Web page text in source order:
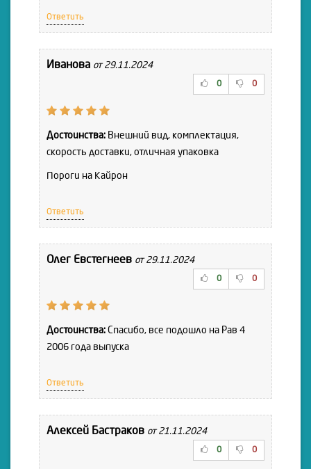
Ответить
Иванова от 29.11.2024
0 0
Достоинства: Внешний вид, комплектация,
скорость доставки, отличная упаковка
Пороги на Кайрон
Ответить
Олег Евстегнеев от 29.11.2024
0 0
Достоинства: Спасибо, все подошло на Рав 4
2006 года выпуска
Ответить
Алексей Бастраков от 21.11.2024
0 0